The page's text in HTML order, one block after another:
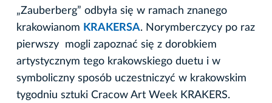
„Zauberberg” odbyła się w ramach znanego
krakowianom KRAKERSA. Norymberczycy po raz
pierwszy mogli zapoznać się z dorobkiem
artystycznym tego krakowskiego duetu i w
symboliczny sposób uczestniczyć w krakowskim
tygodniu sztuki Cracow Art Week KRAKERS.